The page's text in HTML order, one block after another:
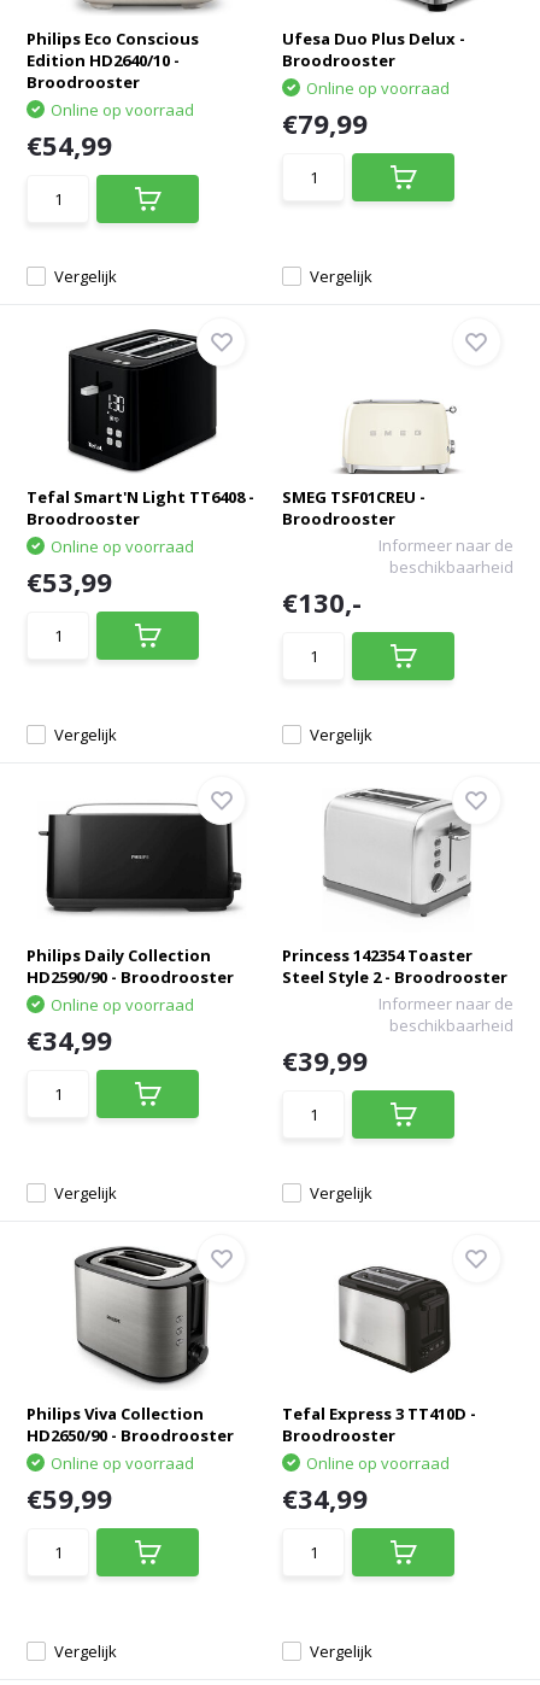
Philips Eco Conscious
Edition HD2640/10 -
Broodrooster
Vergelijk
Online op voorraad
€54,99
Ufesa Duo Plus Delux -
Broodrooster
Vergelijk
Online op voorraad
€79,99
Tefal Smart'N Light TT6408 -
Broodrooster
Vergelijk
Online op voorraad
€53,99
SMEG TSF01CREU -
Broodrooster
Vergelijk
Informeer naar de
beschikbaarheid
€130,-
Philips Daily Collection
HD2590/90 - Broodrooster
Vergelijk
Online op voorraad
€34,99
Princess 142354 Toaster
Steel Style 2 - Broodrooster
Vergelijk
Informeer naar de
beschikbaarheid
€39,99
Philips Viva Collection
HD2650/90 - Broodrooster
Vergelijk
Online op voorraad
€59,99
Tefal Express 3 TT410D -
Broodrooster
Vergelijk
Online op voorraad
€34,99